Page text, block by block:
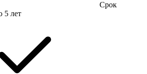
Срок
5 лет